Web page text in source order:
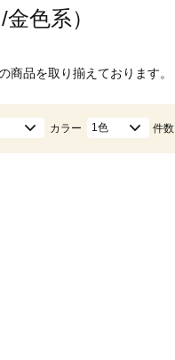
色系）
商品を取り揃えております。
カラー 1色 件数